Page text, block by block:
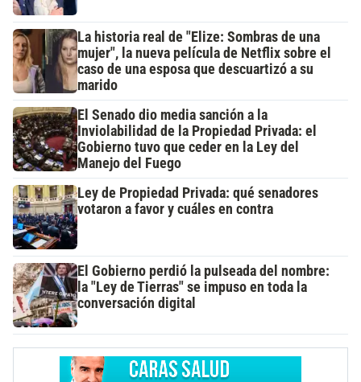
La historia real de "Elize: Sombras de una
mujer", la nueva película de Netflix sobre el
caso de una esposa que descuartizó a su
marido
El Senado dio media sanción a la
Inviolabilidad de la Propiedad Privada: el
Gobierno tuvo que ceder en la Ley del
Manejo del Fuego
Ley de Propiedad Privada: qué senadores
votaron a favor y cuáles en contra
El Gobierno perdió la pulseada del nombre:
la "Ley de Tierras" se impuso en toda la
conversación digital